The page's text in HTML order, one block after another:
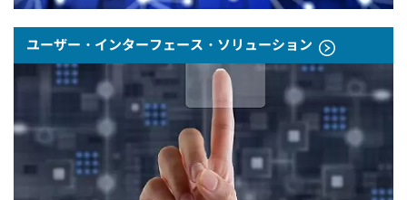
ユーザー・インターフェース・ソリューション